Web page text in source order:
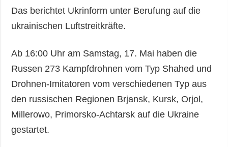
Das berichtet Ukrinform unter Berufung auf die
ukrainischen Luftstreitkräfte.
Ab 16:00 Uhr am Samstag, 17. Mai haben die
Russen 273 Kampfdrohnen vom Typ Shahed und
Drohnen-Imitatoren vom verschiedenen Typ aus
den russischen Regionen Brjansk, Kursk, Orjol,
Millerowo, Primorsko-Achtarsk auf die Ukraine
gestartet.